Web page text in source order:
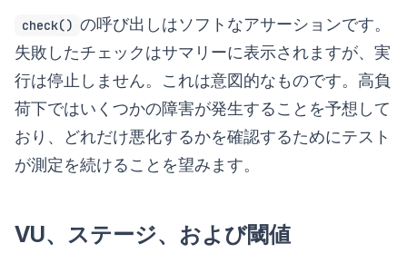
check() の呼び出しはソフトなアサーションです。
失敗したチェックはサマリーに表示されますが、実
行は停止しません。これは意図的なものです。高負
荷下ではいくつかの障害が発生することを予想して
おり、どれだけ悪化するかを確認するためにテスト
が測定を続けることを望みます。
VU、ステージ、および閾値